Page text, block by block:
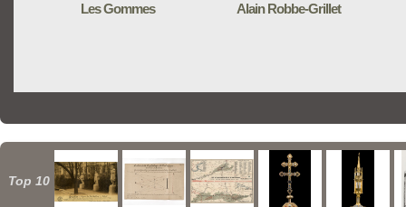
Les Gommes Alain Robbe-Grillet
Top 10